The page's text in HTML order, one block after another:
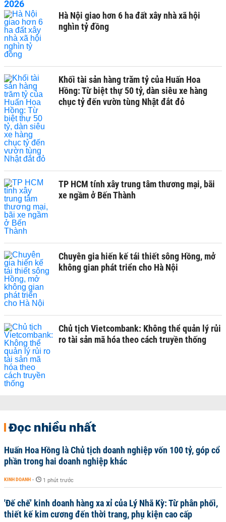
Hà Nội giao hơn 6 ha đất xây nhà xã hội
nghìn tỷ đồng
Khối tài sản hàng trăm tỷ của Huấn Hoa
Hồng: Từ biệt thự 50 tỷ, dàn siêu xe hàng
chục tỷ đến vườn tùng Nhật đắt đỏ
TP HCM tính xây trung tâm thương mại, bãi
xe ngầm ở Bến Thành
Chuyên gia hiến kế tái thiết sông Hồng, mở
không gian phát triển cho Hà Nội
Chủ tịch Vietcombank: Không thể quản lý rủi
ro tài sản mã hóa theo cách truyền thống
Đọc nhiều nhất
Huấn Hoa Hồng là Chủ tịch doanh nghiệp vốn 100 tỷ, góp cổ
phần trong hai doanh nghiệp khác
KINH DOANH - 1 phút trước
'Đế chế’ kinh doanh hàng xa xỉ của Lý Nhã Kỳ: Từ phân phối,
thiết kế kim cương đến thời trang, phụ kiện cao cấp